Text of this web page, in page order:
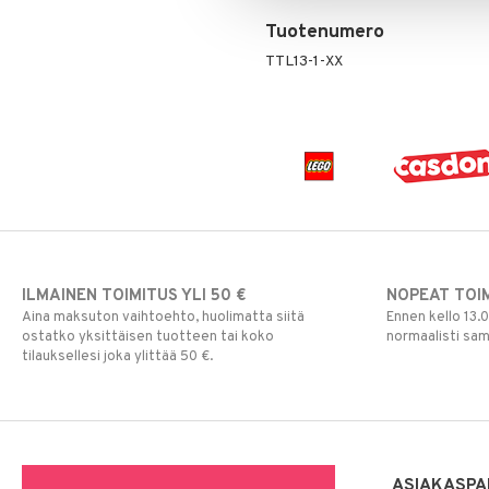
Tuotenumero
TTL13-1-XX
ILMAINEN TOIMITUS YLI 50 €
Aina maksuton vaihtoehto, huolimatta siitä
ostatko yksittäisen tuotteen tai koko
tilauksellesi joka ylittää 50 €.
NOPEAT
Ennen kello
normaalisti